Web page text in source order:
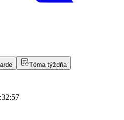
Téma týždňa